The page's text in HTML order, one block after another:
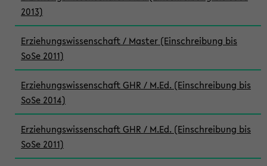
2013)
Erziehungswissenschaft / Master (Einschreibung bis
SoSe 2011)
Erziehungswissenschaft GHR / M.Ed. (Einschreibung bis
SoSe 2014)
Erziehungswissenschaft GHR / M.Ed. (Einschreibung bis
SoSe 2011)